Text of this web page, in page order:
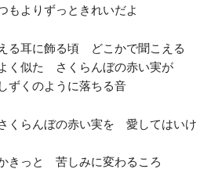
よりずっときれいだよ
る耳に飾る頃 どこかで聞こえる
く似た さくらんぼの赤い実が
くのように落ちる音
くらんぼの赤い実を 愛してはいけ
きっと 苦しみに変わるころ